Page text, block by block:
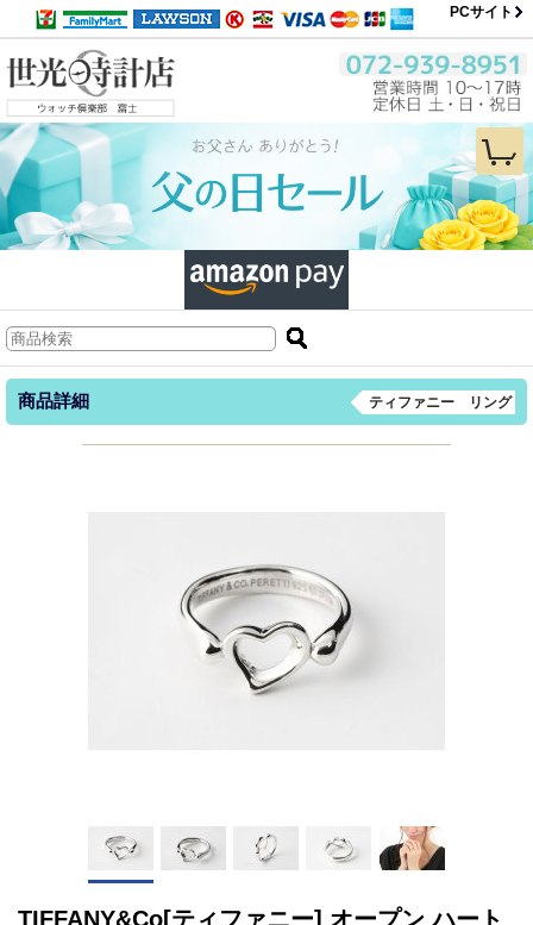
PCサイト
商品詳細 ティファニー リング
TIFFANY&Co[ティファニー] オープン ハート